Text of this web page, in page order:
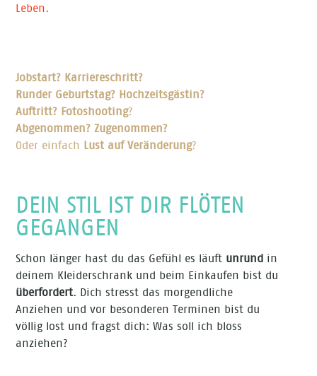
Leben.
Jobstart? Karriereschritt?
Runder Geburtstag? Hochzeitsgästin?
Auftritt? Fotoshooting?
Abgenommen? Zugenommen?
Oder einfach Lust auf Veränderung?
DEIN STIL IST DIR FLÖTEN
GEGANGEN
Schon länger hast du das Gefühl es läuft unrund in
deinem Kleiderschrank und beim Einkaufen bist du
überfordert. Dich stresst das morgendliche
Anziehen und vor besonderen Terminen bist du
völlig lost und fragst dich: Was soll ich bloss
anziehen?